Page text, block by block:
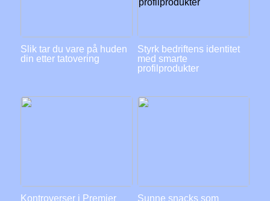
Slik tar du vare på huden
din etter tatovering
Styrk bedriftens identitet
med smarte
profilprodukter
Kontroverser i Premier Sunne snacks som